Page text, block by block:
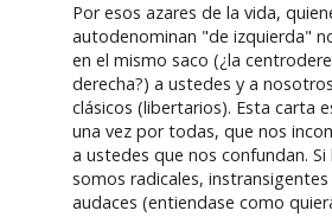
Por esos azares de la vida,
autodenominan "de izquierda"
en el mismo saco (¿la
derecha?) a ustedes y a
clásicos (libertarios). Esta carta
una vez por todas, que nos
a ustedes que nos confundan.
somos radicales,
audaces (entiendase como